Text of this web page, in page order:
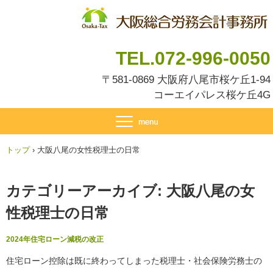
TEL.072-996-0050
〒581-0869 大阪府八尾市桜ケ丘1-94
コーエイパレス桜ケ丘4G
トップ › 大阪八尾の女性税理士の日常
カテゴリーアーカイブ: 大阪八尾の女
性税理士の日常
2024年住宅ローン減税の改正
住宅ローン控除は既に終わってしまった税理士・社会保険労務士の